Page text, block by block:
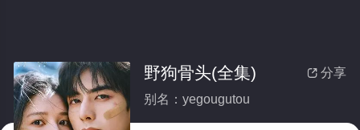
 分享
野狗骨头(全集)
别名：yegougutou